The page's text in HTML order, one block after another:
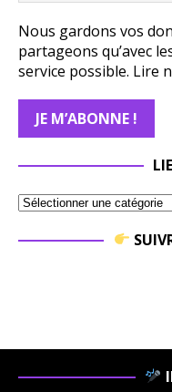
Nous gardons vos
partageons qu’avec
service possible. Lire